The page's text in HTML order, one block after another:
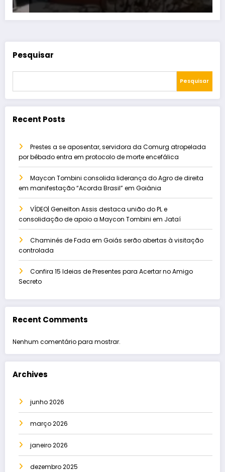
Pesquisar
Pesquisar
Recent Posts
Prestes a se aposentar, servidora da Comurg atropelada
por bêbado entra em protocolo de morte encefálica
Maycon Tombini consolida liderança do Agro de direita
em manifestação “Acorda Brasil” em Goiânia
VÍDEO| Geneilton Assis destaca união do PL e
consolidação de apoio a Maycon Tombini em Jataí
Chaminés de Fada em Goiás serão abertas à visitação
controlada
Confira 15 Ideias de Presentes para Acertar no Amigo
Secreto
Recent Comments
Nenhum comentário para mostrar.
Archives
junho 2026
março 2026
janeiro 2026
dezembro 2025